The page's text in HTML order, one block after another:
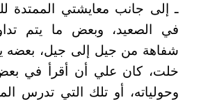
ـ إلى جانب معايشتي الممتدة
في الصعيد، وبعض ما يتم
شفاهة من جيل إلى جيل، بعضه
خلت، كان علي أن أقرأ في
وحولياته، أو تلك التي تدرس